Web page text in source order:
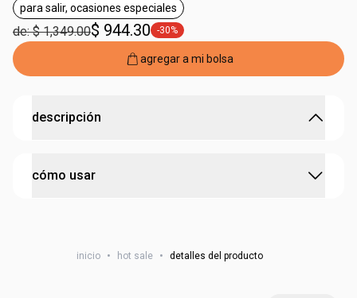
etiqueta para salir, ocasiones especiales
para salir, ocasiones especiales
de: $ 1,349.00$ 944.30 etiqueta -30%
-30%
agregar a mi bolsa
descripción
• fragancia envolvente y sofisticada
• ingrediente natural de la biodiversidad brasileña y
cómo usar
fragancia, aplícala en zonas como las muñecas, el cuello y
inicio • hot sale • detalles del producto